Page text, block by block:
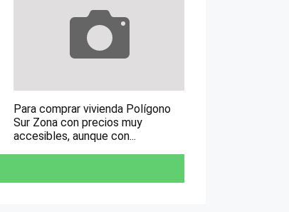
Para comprar vivienda Polígono
Sur Zona con precios muy
accesibles, aunque con...